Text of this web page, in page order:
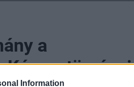
Information
a
a